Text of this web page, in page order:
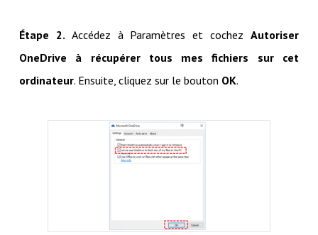
Étape 2. Accédez à Paramètres et cochezAutoriser
OneDrive à récupérer tous mes fichiers sur cet
ordinateur. Ensuite, cliquez sur le bouton OK.